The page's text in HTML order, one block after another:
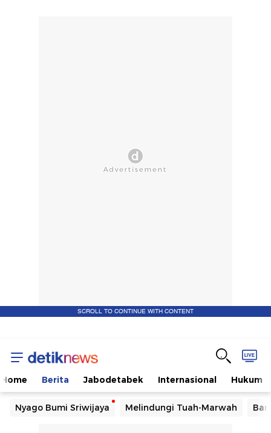
SCROLL TO CONTINUE WITH CONTENT
Home Berita Jabodetabek Internasional Hukum
Nyago Bumi Sriwijaya Melindungi Tuah-Marwah